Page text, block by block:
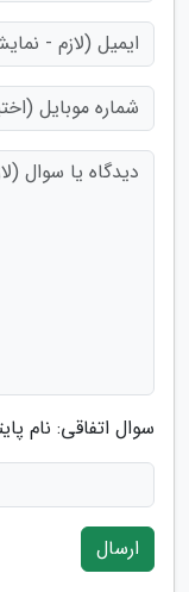
سوال اتفاقی: نام
ارسال